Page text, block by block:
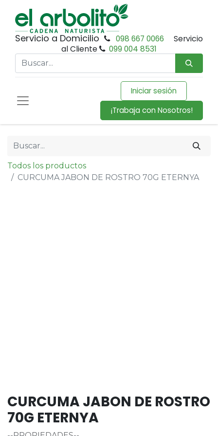
Servicio a Domicilio 098 667 0066
Servicio
al Cliente
099 004 8531
Iniciar sesión
¡Trabaja con Nosotros!
Todos los productos
CURCUMA JABON DE ROSTRO 70G ETERNYA
CURCUMA JABON DE ROSTRO
70G ETERNYA